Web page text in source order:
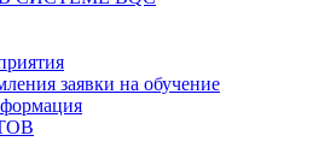
заявки на обучение